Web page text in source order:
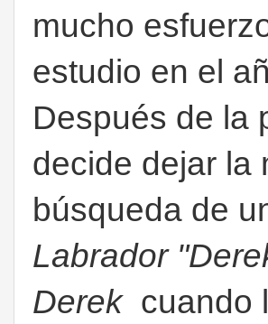
mucho
estudio en el
Después de la
decide dejar la
búsqueda de
Labrador
Derekcuando